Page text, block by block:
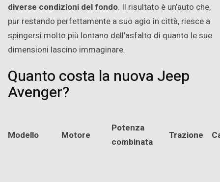
diverse condizioni del fondo. Il risultato è un’auto che,
pur restando perfettamente a suo agio in città, riesce a
spingersi molto più lontano dell’asfalto di quanto le sue
dimensioni lascino immaginare.
Quanto costa la nuova Jeep
Avenger?
Modello Motore
Potenza
combinata
Trazione